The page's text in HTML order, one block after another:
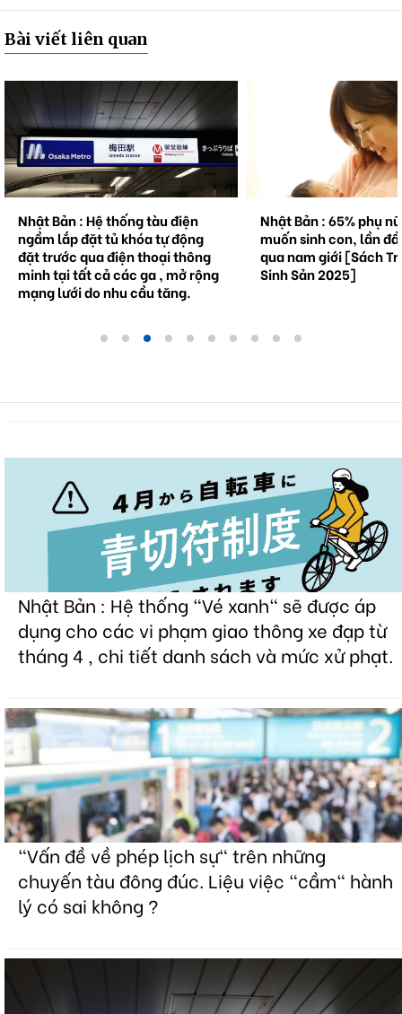
Bài viết liên quan
Nhật Bản : Hệ thống tàu điện
ngầm lắp đặt tủ khóa tự động
đặt trước qua điện thoại thông
minh tại tất cả các ga , mở rộng
mạng lưới do nhu cầu tăng.
Nhật Bản : 65% phụ
muốn sinh con, lần
qua nam giới [Sách
Sinh Sản 2025]
Nhật Bản : Hệ thống "Vé xanh" sẽ được áp
dụng cho các vi phạm giao thông xe đạp từ
tháng 4 , chi tiết danh sách và mức xử phạt.
"Vấn đề về phép lịch sự" trên những
chuyến tàu đông đúc. Liệu việc "cầm" hành
lý có sai không ?